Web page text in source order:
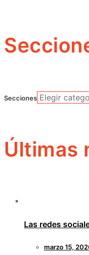
Secciones
Últimas
Las redes
marzo 15,